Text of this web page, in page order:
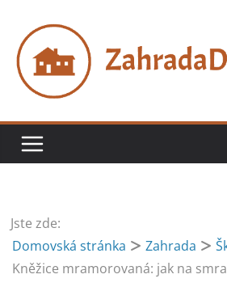
obsah
Jste zde:
Domovská stránka
Zahrada
Kněžice mramorovaná: jak na